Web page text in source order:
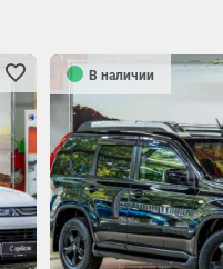
В наличии